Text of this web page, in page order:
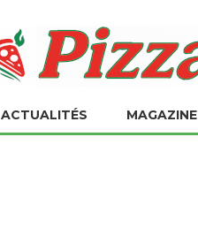
ACTUALITÉS MAGAZINE